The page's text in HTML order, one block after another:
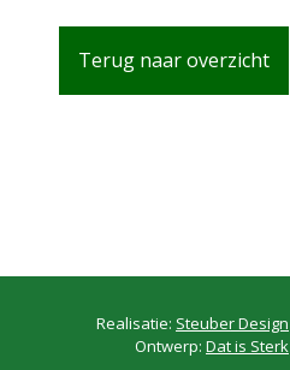
Terug naar overzicht
Realisatie: Steuber Design
Ontwerp: Dat is Sterk